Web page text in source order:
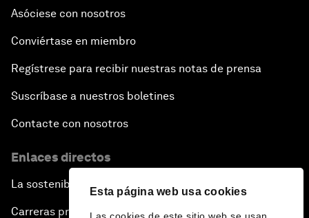
Esta página web usa cookies
Asóciese con nosotros
Conviértase en miembro
Regístrese para recibir nuestras notas de prensa
Suscríbase a nuestros boletines
Contacte con nosotros
Enlaces directos
La sostenibilidad en el Foro
Carreras profesionales